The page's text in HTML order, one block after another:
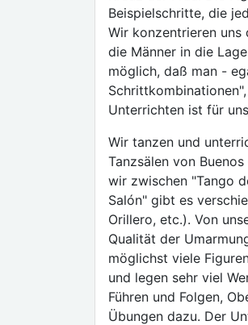
Beispielschritte, die
Wir konzentrieren uns
die Männer in die
möglich, daß man -
Unterrichten ist für
Wir tanzen und
Tanzsälen von
wir zwischen "Tango
Salón" gibt es
Orillero, etc.). Von
Qualität der
möglichst viele
und legen sehr viel
Führen und Folgen,
Übungen dazu. Der